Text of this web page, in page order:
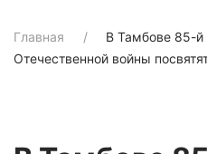
Главная
В Тамбове 85-й
Отечественной войны